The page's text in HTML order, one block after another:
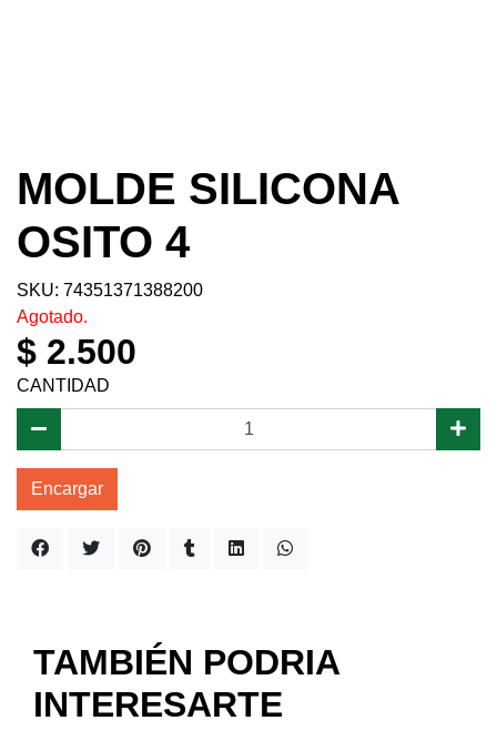
MOLDE SILICONA
OSITO 4
SKU: 74351371388200
Agotado.
$ 2.500
CANTIDAD
Encargar
TAMBIÉN PODRIA
INTERESARTE